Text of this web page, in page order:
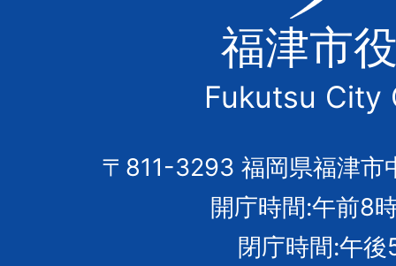
津
市
の
市
章
福津市
Fukutsu City
〒811-3293 福岡県福津市
開庁時間:午前8
閉庁時間:午後